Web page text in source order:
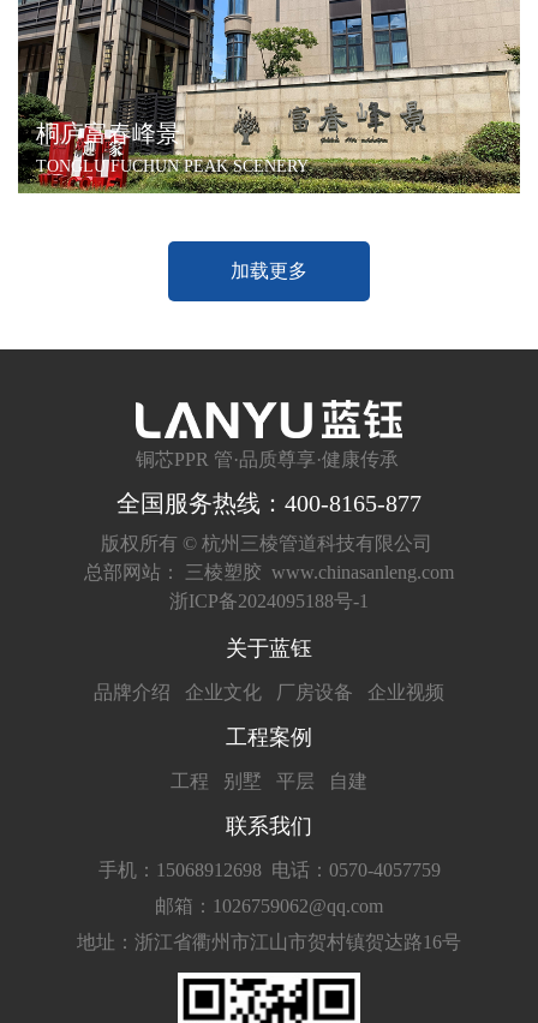
桐庐富春峰景
TONGLU FUCHUN PEAK SCENERY
加载更多
铜芯PPR 管·品质尊享·健康传承
全国服务热线：400-8165-877
版权所有 © 杭州三棱管道科技有限公司
总部网站： 三棱塑胶 www.chinasanleng.com
浙ICP备2024095188号-1
关于蓝钰
品牌介绍 企业文化 厂房设备 企业视频
工程案例
工程 别墅 平层 自建
联系我们
手机：15068912698 电话：0570-4057759
邮箱：1026759062@qq.com
地址：浙江省衢州市江山市贺村镇贺达路16号